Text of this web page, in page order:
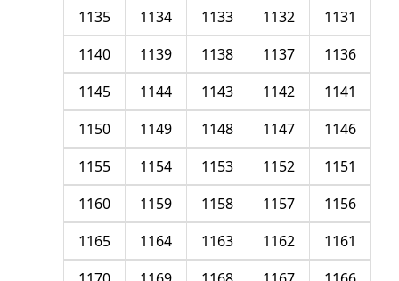
1131
1132
1133
1134
1135
1136
1137
1138
1139
1140
1141
1142
1143
1144
1145
1146
1147
1148
1149
1150
1151
1152
1153
1154
1155
1156
1157
1158
1159
1160
1161
1162
1163
1164
1165